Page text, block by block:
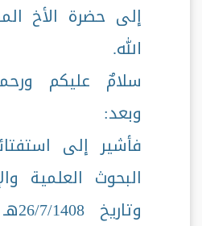
إلى حضرة الأخ
الله.
سلامٌ عليكم
وبعد:
فأشير إلى